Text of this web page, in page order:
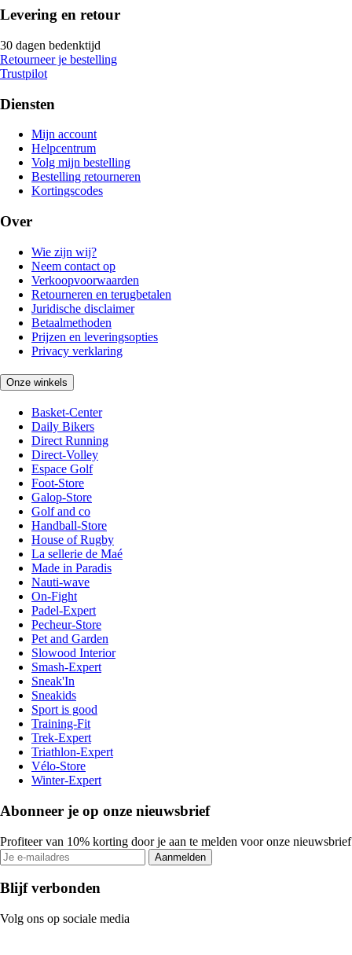
Levering en retour
30 dagen bedenktijd
Retourneer je bestelling
Trustpilot
Diensten
Mijn account
Helpcentrum
Volg mijn bestelling
Bestelling retourneren
Kortingscodes
Over
Wie zijn wij?
Neem contact op
Verkoopvoorwaarden
Retourneren en terugbetalen
Juridische disclaimer
Betaalmethoden
Prijzen en leveringsopties
Privacy verklaring
Onze winkels
Basket-Center
Daily Bikers
Direct Running
Direct-Volley
Espace Golf
Foot-Store
Galop-Store
Golf and co
Handball-Store
House of Rugby
La sellerie de Maé
Made in Paradis
Nauti-wave
On-Fight
Padel-Expert
Pecheur-Store
Pet and Garden
Slowood Interior
Smash-Expert
Sneak'In
Sneakids
Sport is good
Training-Fit
Trek-Expert
Triathlon-Expert
Vélo-Store
Winter-Expert
Abonneer je op onze nieuwsbrief
Profiteer van 10% korting door je aan te melden voor onze nieuwsbrief
Aanmelden
Blijf verbonden
Volg ons op sociale media